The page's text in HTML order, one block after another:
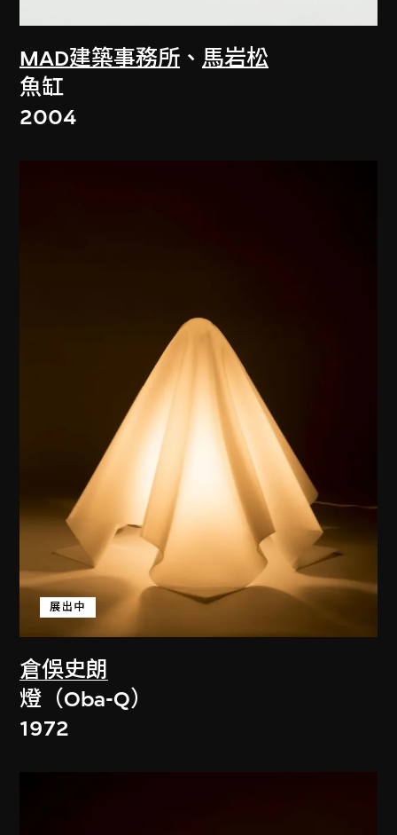
MAD建築事務所 、 馬岩松
魚缸
2004
倉俁史朗
展出中
燈（Oba-Q）
1972